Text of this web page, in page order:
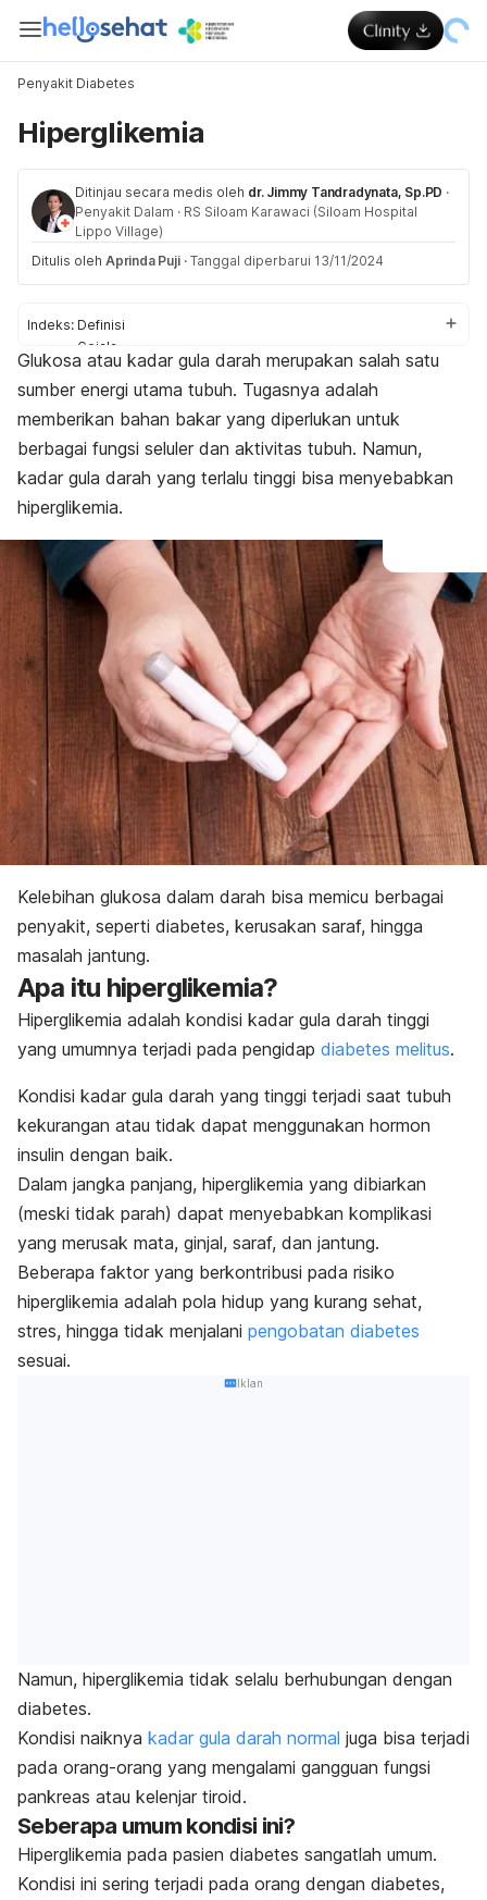
Penyakit Diabetes
Hiperglikemia
Ditinjau secara medis oleh dr. Jimmy Tandradynata, Sp.PD ·
Penyakit Dalam · RS Siloam Karawaci (Siloam Hospital
Lippo Village)
Ditulis oleh Aprinda Puji · Tanggal diperbarui 13/11/2024
Indeks: Definisi
Gejala
Penyebab
Faktor risiko
Komplikasi
Pengobatan
Perawatan rumahan
Pencegahan
Glukosa atau kadar gula darah merupakan salah satu
sumber energi utama tubuh. Tugasnya adalah
memberikan bahan bakar yang diperlukan untuk
berbagai fungsi seluler dan aktivitas tubuh. Namun,
kadar gula darah yang terlalu tinggi bisa menyebabkan
hiperglikemia.
Kelebihan glukosa dalam darah bisa memicu berbagai
penyakit, seperti diabetes, kerusakan saraf, hingga
masalah jantung.
Apa itu hiperglikemia?
Hiperglikemia adalah kondisi kadar gula darah tinggi
yang umumnya terjadi pada pengidap diabetes melitus.
Kondisi kadar gula darah yang tinggi terjadi saat tubuh
kekurangan atau tidak dapat menggunakan hormon
insulin dengan baik.
Dalam jangka panjang, hiperglikemia yang dibiarkan
(meski tidak parah) dapat menyebabkan komplikasi
yang merusak mata, ginjal, saraf, dan jantung.
Beberapa faktor yang berkontribusi pada risiko
hiperglikemia adalah pola hidup yang kurang sehat,
stres, hingga tidak menjalani pengobatan diabetes
sesuai.
Iklan
Namun, hiperglikemia tidak selalu berhubungan dengan
diabetes.
Kondisi naiknya kadar gula darah normal juga bisa terjadi
pada orang-orang yang mengalami gangguan fungsi
pankreas atau kelenjar tiroid.
Seberapa umum kondisi ini?
Hiperglikemia pada pasien diabetes sangatlah umum.
Kondisi ini sering terjadi pada orang dengan diabetes,